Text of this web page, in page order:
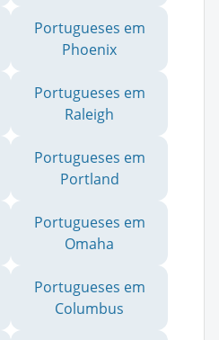
Portugueses em
Phoenix
Portugueses em
Raleigh
Portugueses em
Portland
Portugueses em
Omaha
Portugueses em
Columbus